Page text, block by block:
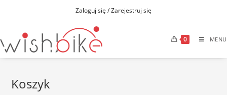
Zaloguj się / Zarejestruj się
0 MENU
Koszyk